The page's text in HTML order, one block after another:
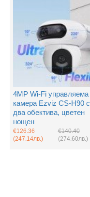
4MP Wi-Fi управляема
камера Ezviz CS-H90 с
два обектива, цветен
нощен
€126.36
(247.14лв.)
€140.40
(274.60лв.)